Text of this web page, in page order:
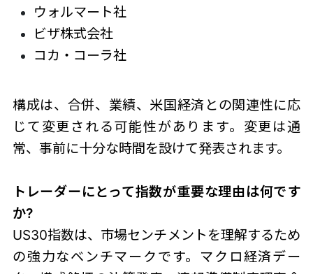
ウォルマート社
ビザ株式会社
コカ・コーラ社
構成は、合併、業績、米国経済との関連性に応
じて変更される可能性があります。変更は通
常、事前に十分な時間を設けて発表されます。
トレーダーにとって指数が重要な理由は何です
か?
US30指数は、市場センチメントを理解するため
の強力なベンチマークです。マクロ経済デー